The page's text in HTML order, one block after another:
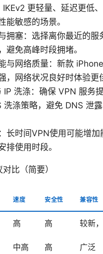
更轻量、延迟更低
能敏感的场景。
拥塞：选择离你最近的服
避免高峰时段拥堵。
与网络质量：新款
，网络状况良好时体验更
IP 洗涤：确保 VPN 服务
洗涤策略，避免 DNS 泄
长时间VPN使用可能增加
排使用时段。
比（简要）
速度 安全性 兼容性
高 高 较新
中高 高 广泛